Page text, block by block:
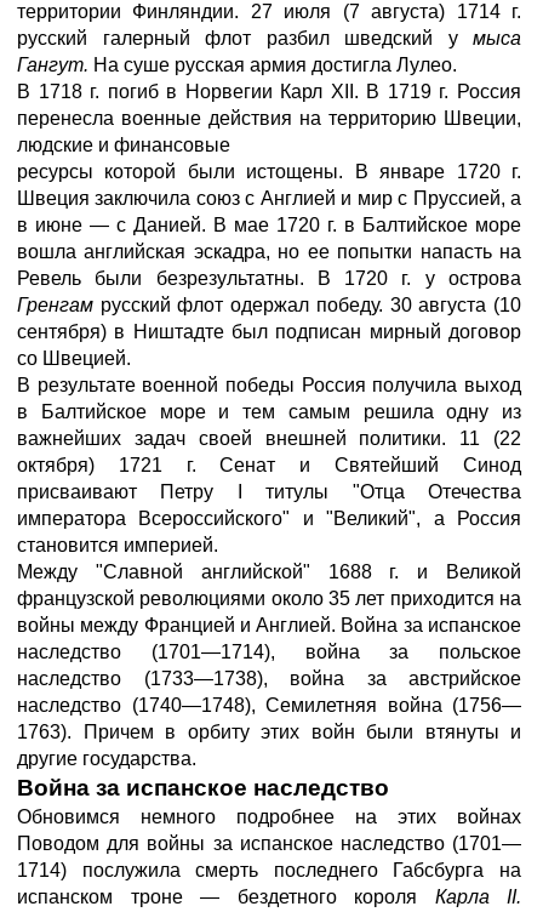
территории Финляндии. 27 июля (7 августа) 1714 г.
русский галерный флот разбил шведский у мыса
Гангут. На суше русская армия достигла Лулео.
В 1718 г. погиб в Норвегии Карл XII. В 1719 г. Россия
перенесла военные действия на территорию Швеции,
людские и финансовые
ресурсы которой были истощены. В январе 1720 г.
Швеция заключила союз с Англией и мир с Пруссией, а
в июне — с Данией. В мае 1720 г. в Балтийское море
вошла английская эскадра, но ее попытки напасть на
Ревель были безрезультатны. В 1720 г. у острова
Гренгам русский флот одержал победу. 30 августа (10
сентября) в Ништадте был подписан мирный договор
со Швецией.
В результате военной победы Россия получила выход
в Балтийское море и тем самым решила одну из
важнейших задач своей внешней политики. 11 (22
октября) 1721 г. Сенат и Святейший Синод
присваивают Петру I титулы "Отца Отечества
императора Всероссийского" и "Великий", а Россия
становится империей.
Между "Славной английской" 1688 г. и Великой
французской революциями около 35 лет приходится на
войны между Францией и Англией. Война за испанское
наследство (1701—1714), война за польское
наследство (1733—1738), война за австрийское
наследство (1740—1748), Семилетняя война (1756—
1763). Причем в орбиту этих войн были втянуты и
другие государства.
Война за испанское наследство
Обновимся немного подробнее на этих войнах
Поводом для войны за испанское наследство (1701—
1714) послужила смерть последнего Габсбурга на
испанском троне — бездетного короля Карла II.